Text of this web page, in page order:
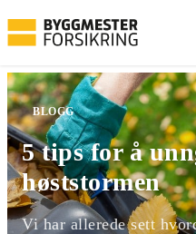
BLOGG
5 tips for å
høststormen
Vi har allerede sett